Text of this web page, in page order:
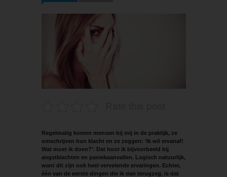
Regelmatig komen mensen bij mij in de praktijk, ze
omschrijven hun klacht en ze ­zeggen: ‘Ik wil ervanaf!
Wat moet ik doen?’. Dat hoor ik bijvoorbeeld bij
angstklachten en paniekaanvallen. Logisch natuurlijk,
want dit zijn ook heel vervelende ervaringen. ­Echter,
één van de eerste dingen die ik dan terugzeg, is dat